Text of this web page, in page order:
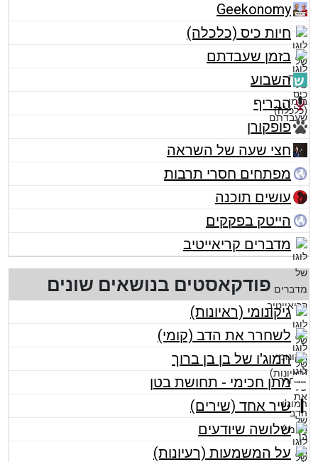
Geekonomy
חיות כיס (כלכלה)
בזמן שעבדתם
השבוע
הבריף
פופקורן
חצי שעה של השראה
מפתחים חסרי תרבות
עושים תוכנה
הייטק בפקקים
מדברים קריאייטיב
פודקאסטים בנושאים שונים
גיקונומי (ראיונות)
לשחרר את הדב (קומי)
המוג'ו של בן בן ברוך
מתן חכימי - תחושת בטן
שיר אחד (שירים)
שלושה שיודעים
על המשמעות (רעיונות)